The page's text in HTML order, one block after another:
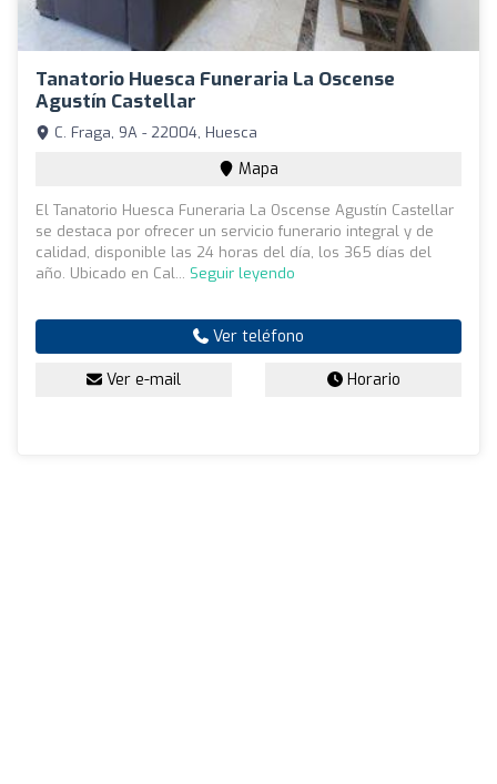
Tanatorio Huesca Funeraria La Oscense
Agustín Castellar
C. Fraga, 9A - 22004, Huesca
Mapa
El Tanatorio Huesca Funeraria La Oscense Agustín Castellar
se destaca por ofrecer un servicio funerario integral y de
calidad, disponible las 24 horas del día, los 365 días del
año. Ubicado en Cal... Seguir leyendo
Ver teléfono
Ver e-mail Horario